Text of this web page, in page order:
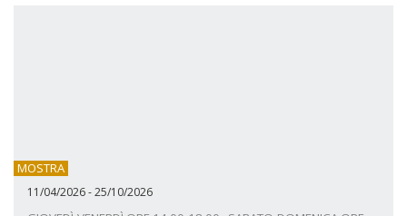
MOSTRA
11/04/2026 - 25/10/2026